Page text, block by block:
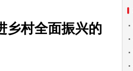
乡村全面振兴的